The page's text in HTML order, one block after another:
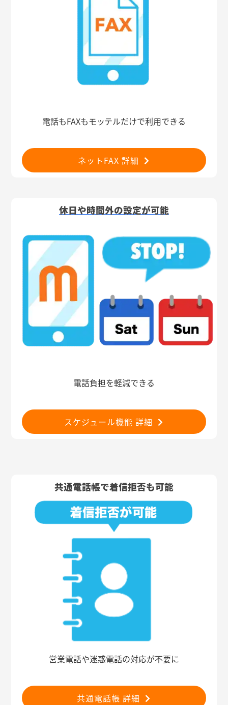
電話もFAXもモッテルだけで利用できる
ネットFAX 詳細
休日や時間外の設定が可能
電話負担を軽減できる
スケジュール機能 詳細
共通電話帳で着信拒否も可能
営業電話や迷惑電話の対応が不要に
共通電話帳 詳細